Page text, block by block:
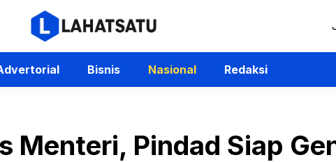
Bisnis Nasional Redaksi
Menteri, Pindad Siap